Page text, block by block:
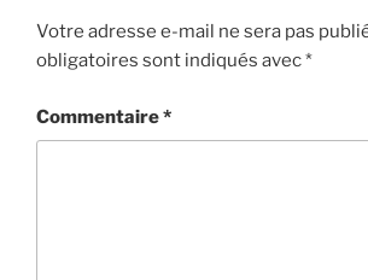
Votre adresse e-mail ne sera pas
obligatoires sont indiqués avec*
Commentaire*